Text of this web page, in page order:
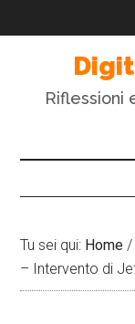
Riflessioni
Tu sei qui: Home /
– Intervento di